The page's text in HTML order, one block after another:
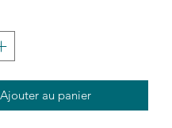
Ajouter au panier